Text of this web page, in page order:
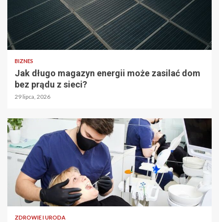
BIZNES
Jak długo magazyn energii może zasilać dom
bez prądu z sieci?
29 lipca, 2026
ZDROWIE I URODA